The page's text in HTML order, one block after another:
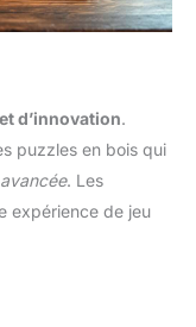
d’innovation.
puzzles en bois qui
. Les
expérience de jeu